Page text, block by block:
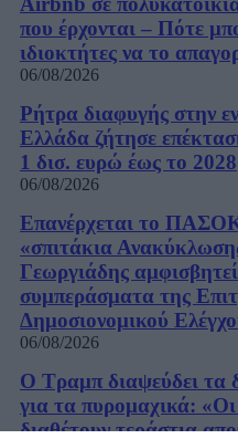
που έρχονται – Πότε
ιδιοκτήτες να το
06/08/2026
Ρήτρα διαφυγής στην
Ελλάδα ζήτησε
1 δισ. ευρώ έως το 2028
06/08/2026
Επανέρχεται το
«σπιτάκια
Γεωργιάδης
συμπεράσματα της
Δημοσιονομικού
06/08/2026
Ο Τραμπ διαψεύδει τα
για τα πυρομαχικά:
διαθέτουν τεράστια